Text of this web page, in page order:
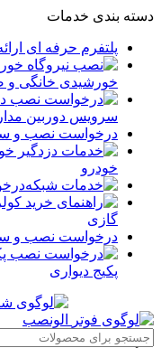
دسته بندی خدمات
پلتفرم حرفه ای
خورشیدی خانگی و
سرویس دوربین
درخواست نصب و
خودرو
گازی
درخواست نصب و
پکیج دیواری